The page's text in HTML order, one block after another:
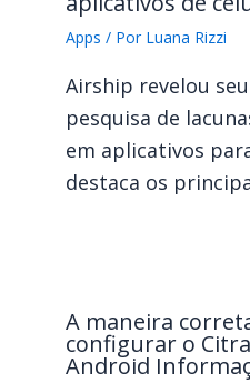
Apps / Por Luana Rizzi
Airship revelou
pesquisa de
em aplicativos
destaca os
A maneira
configurar o
Android